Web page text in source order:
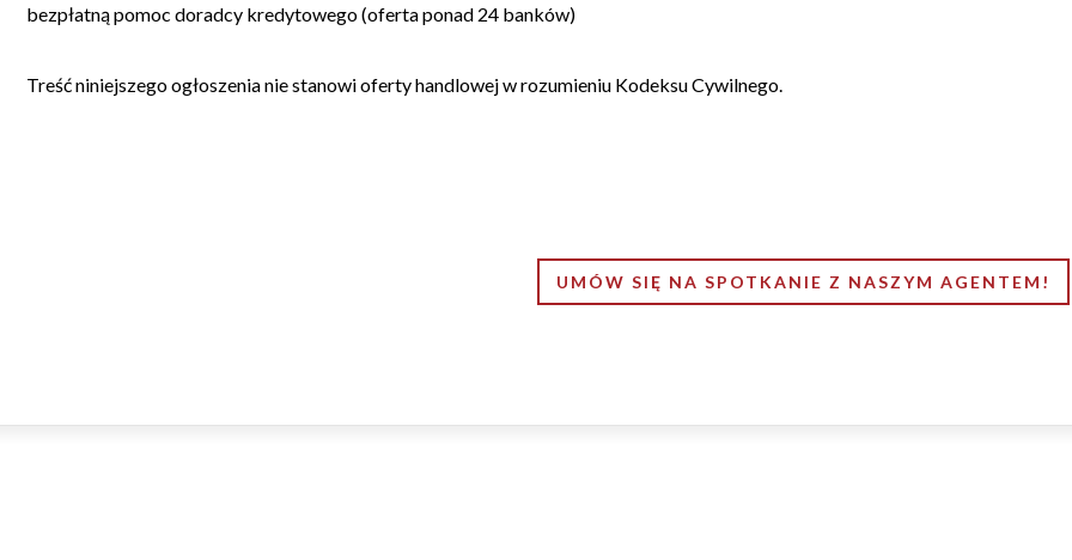
bezpłatną pomoc doradcy kredytowego (oferta ponad 24 banków)
Treść niniejszego ogłoszenia nie stanowi oferty handlowej w rozumieniu Kodeksu Cywilnego.
UMÓW SIĘ NA SPOTKANIE Z NASZYM AGENTEM!